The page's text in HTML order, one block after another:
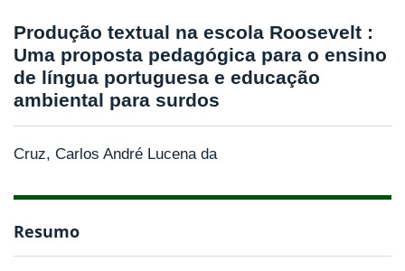
Produção textual na escola Roosevelt :
Uma proposta pedagógica para o ensino
de língua portuguesa e educação
ambiental para surdos
Cruz, Carlos André Lucena da
Resumo